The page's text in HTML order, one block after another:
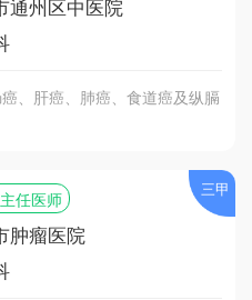
通州区中医院
、肝癌、肺癌、食道癌及纵膈
任医师
肿瘤医院
三甲